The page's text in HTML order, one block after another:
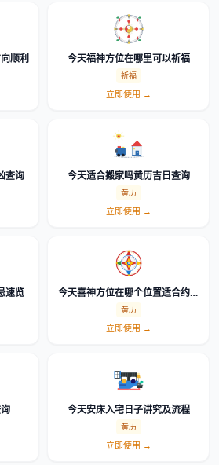
顺利 今天福神方位在哪里可以祈福
祈福
立即使用 →
查询 今天适合搬家吗黄历吉日查询
黄历
立即使用 →
速览
今天喜神方位在哪个位置适合约会
吗
黄历
立即使用 →
今天安床入宅日子讲究及流程
黄历
立即使用 →